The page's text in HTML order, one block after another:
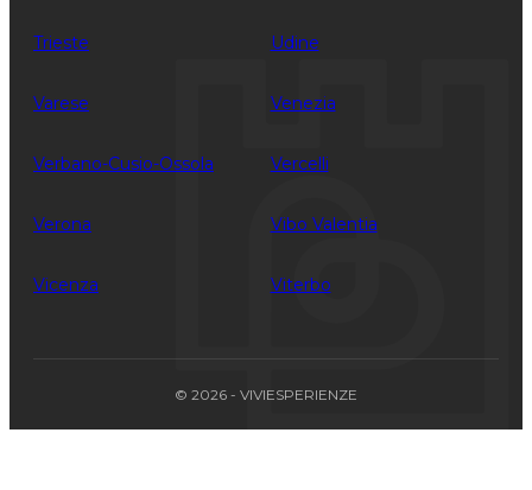
Trieste Udine
Varese Venezia
Verbano-Cusio-Ossola Vercelli
Verona Vibo Valentia
Vicenza Viterbo
© 2026 - VIVIESPERIENZE